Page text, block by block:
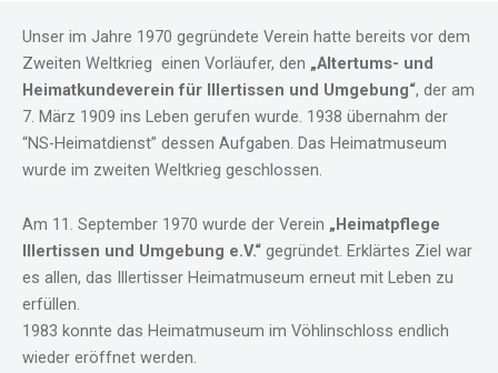
Unser im Jahre 1970 gegründete Verein hatte bereits vor dem
Zweiten Weltkrieg einen Vorläufer, den „Altertums- und
Heimatkundeverein für Illertissen und Umgebung“, der am
7. März 1909 ins Leben gerufen wurde. 1938 übernahm der
“NS-Heimatdienst” dessen Aufgaben. Das Heimatmuseum
wurde im zweiten Weltkrieg geschlossen.
Am 11. September 1970 wurde der Verein „Heimatpflege
Illertissen und Umgebung e.V.“ gegründet. Erklärtes Ziel war
es allen, das Illertisser Heimatmuseum erneut mit Leben zu
erfüllen.
1983 konnte das Heimatmuseum im Vöhlinschloss endlich
wieder eröffnet werden.